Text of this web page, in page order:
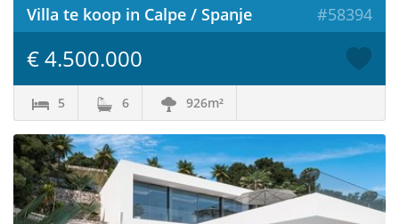
Villa te koop in Calpe / Spanje #58394
€ 4.500.000
5 6 926m²